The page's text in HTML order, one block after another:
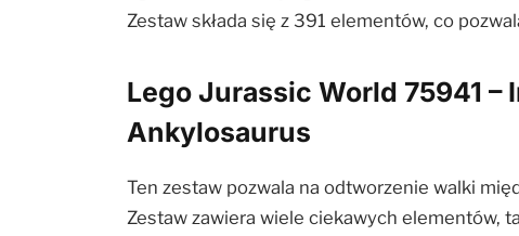
Zestaw składa się z 391 elementów, co
Lego Jurassic World 75941 –
Ankylosaurus
Ten zestaw pozwala na odtworzenie walki
Zestaw zawiera wiele ciekawych elementów,